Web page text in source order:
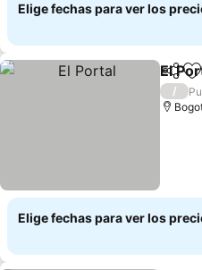
Elige fechas para ver los
El
/
Elige fechas para ver los